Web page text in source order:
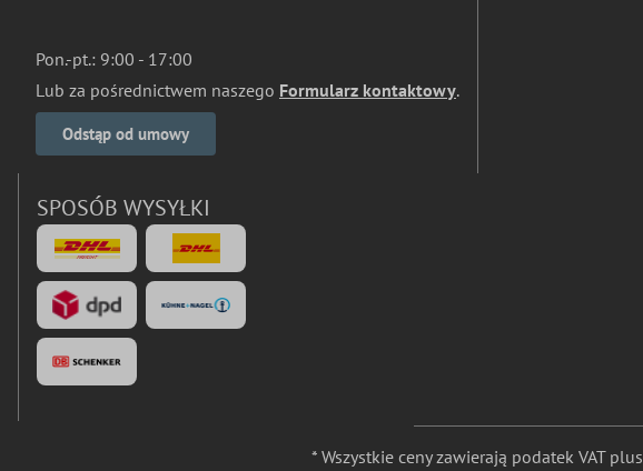
Pon.-pt.: 9:00 - 17:00
Lub za pośrednictwem naszego Formularz kontaktowy.
Odstąp od umowy
SPOSÓB WYSYŁKI
* Wszystkie ceny zawierają podatek VAT plus